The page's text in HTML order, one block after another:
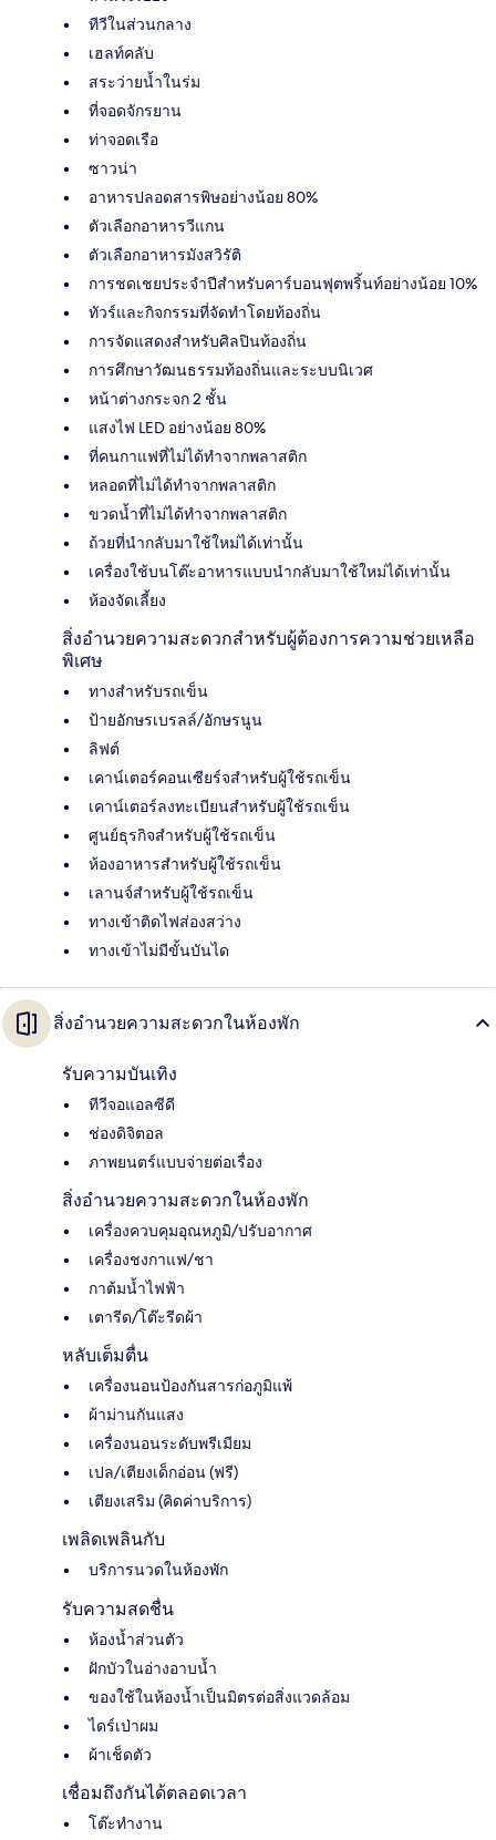
ทีวีในส่วนกลาง
เฮลท์คลับ
สระว่ายน้ำในร่ม
ที่จอดจักรยาน
ท่าจอดเรือ
ซาวน่า
อาหารปลอดสารพิษอย่างน้อย 80%
ตัวเลือกอาหารวีแกน
ตัวเลือกอาหารมังสวิรัติ
การชดเชยประจำปีสำหรับคาร์บอนฟุตพริ้นท์อย่างน้อย 10%
ทัวร์และกิจกรรมที่จัดทำโดยท้องถิ่น
การจัดแสดงสำหรับศิลปินท้องถิ่น
การศึกษาวัฒนธรรมท้องถิ่นและระบบนิเวศ
หน้าต่างกระจก 2 ชั้น
แสงไฟ LED อย่างน้อย 80%
ที่คนกาแฟที่ไม่ได้ทำจากพลาสติก
หลอดที่ไม่ได้ทำจากพลาสติก
ขวดน้ำที่ไม่ได้ทำจากพลาสติก
ถ้วยที่นำกลับมาใช้ใหม่ได้เท่านั้น
เครื่องใช้บนโต๊ะอาหารแบบนำกลับมาใช้ใหม่ได้เท่านั้น
ห้องจัดเลี้ยง
สิ่งอำนวยความสะดวกสำหรับผู้ต้องการความช่วยเหลือ
พิเศษ
ทางสำหรับรถเข็น
ป้ายอักษรเบรลล์/อักษรนูน
ลิฟต์
เคาน์เตอร์คอนเซียร์จสำหรับผู้ใช้รถเข็น
เคาน์เตอร์ลงทะเบียนสำหรับผู้ใช้รถเข็น
ศูนย์ธุรกิจสำหรับผู้ใช้รถเข็น
ห้องอาหารสำหรับผู้ใช้รถเข็น
เลานจ์สำหรับผู้ใช้รถเข็น
ทางเข้าติดไฟส่องสว่าง
ทางเข้าไม่มีขั้นบันได
สิ่งอำนวยความสะดวกในห้องพัก
รับความบันเทิง
ทีวีจอแอลซีดี
ช่องดิจิตอล
ภาพยนตร์แบบจ่ายต่อเรื่อง
สิ่งอำนวยความสะดวกในห้องพัก
เครื่องควบคุมอุณหภูมิ/ปรับอากาศ
เครื่องชงกาแฟ/ชา
กาต้มน้ำไฟฟ้า
เตารีด/โต๊ะรีดผ้า
หลับเต็มตื่น
เครื่องนอนป้องกันสารก่อภูมิแพ้
ผ้าม่านกันแสง
เครื่องนอนระดับพรีเมียม
เปล/เตียงเด็กอ่อน (ฟรี)
เตียงเสริม (คิดค่าบริการ)
เพลิดเพลินกับ
บริการนวดในห้องพัก
รับความสดชื่น
ห้องน้ำส่วนตัว
ฝักบัวในอ่างอาบน้ำ
ของใช้ในห้องน้ำเป็นมิตรต่อสิ่งแวดล้อม
ไดร์เป่าผม
ผ้าเช็ดตัว
เชื่อมถึงกันได้ตลอดเวลา
โต๊ะทำงาน